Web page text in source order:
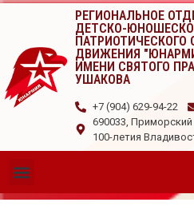
РЕГИОНАЛЬНОЕ
ДЕТСКО-
ПАТРИОТИЧЕСКОГО
ДВИЖЕНИЯ
ИМЕНИ СВЯТОГО
УШАКОВА
+7 (904) 629-94-22
690033,
100-летия